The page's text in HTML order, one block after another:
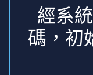
經系
碼，初